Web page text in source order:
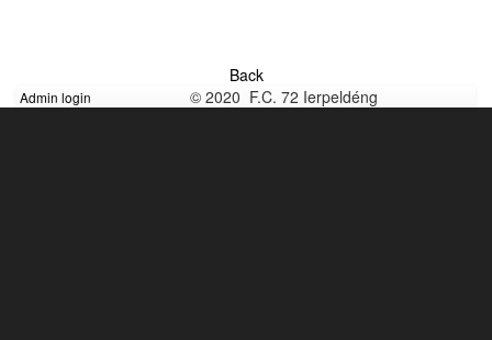
Back
Admin login © 2020 F.C. 72 Ierpeldéng